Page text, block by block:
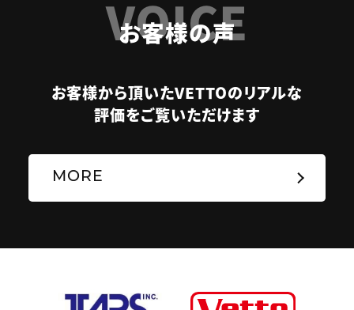
VOICE
お客様の声
お客様から頂いたVETTOのリアルな
評価をご覧いただけます
MORE